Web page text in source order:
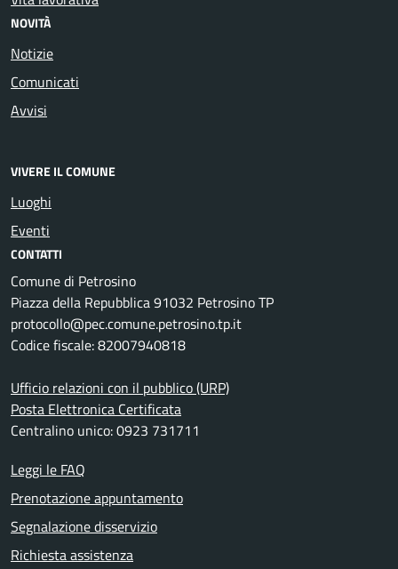
NOVITÀ
Notizie
Comunicati
Avvisi
VIVERE IL COMUNE
Luoghi
Eventi
CONTATTI
Comune di Petrosino
Piazza della Repubblica 91032 Petrosino TP
protocollo@pec.comune.petrosino.tp.it
Codice fiscale: 82007940818
Ufficio relazioni con il pubblico (URP)
Posta Elettronica Certificata
Centralino unico: 0923 731711
Leggi le FAQ
Prenotazione appuntamento
Segnalazione disservizio
Richiesta assistenza